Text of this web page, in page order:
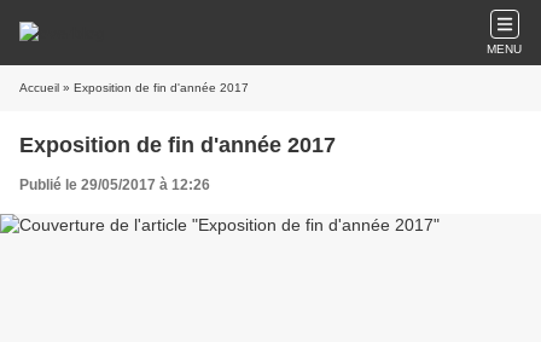
MENU
Accueil » Exposition de fin d'année 2017
Exposition de fin d'année 2017
Publié le 29/05/2017 à 12:26